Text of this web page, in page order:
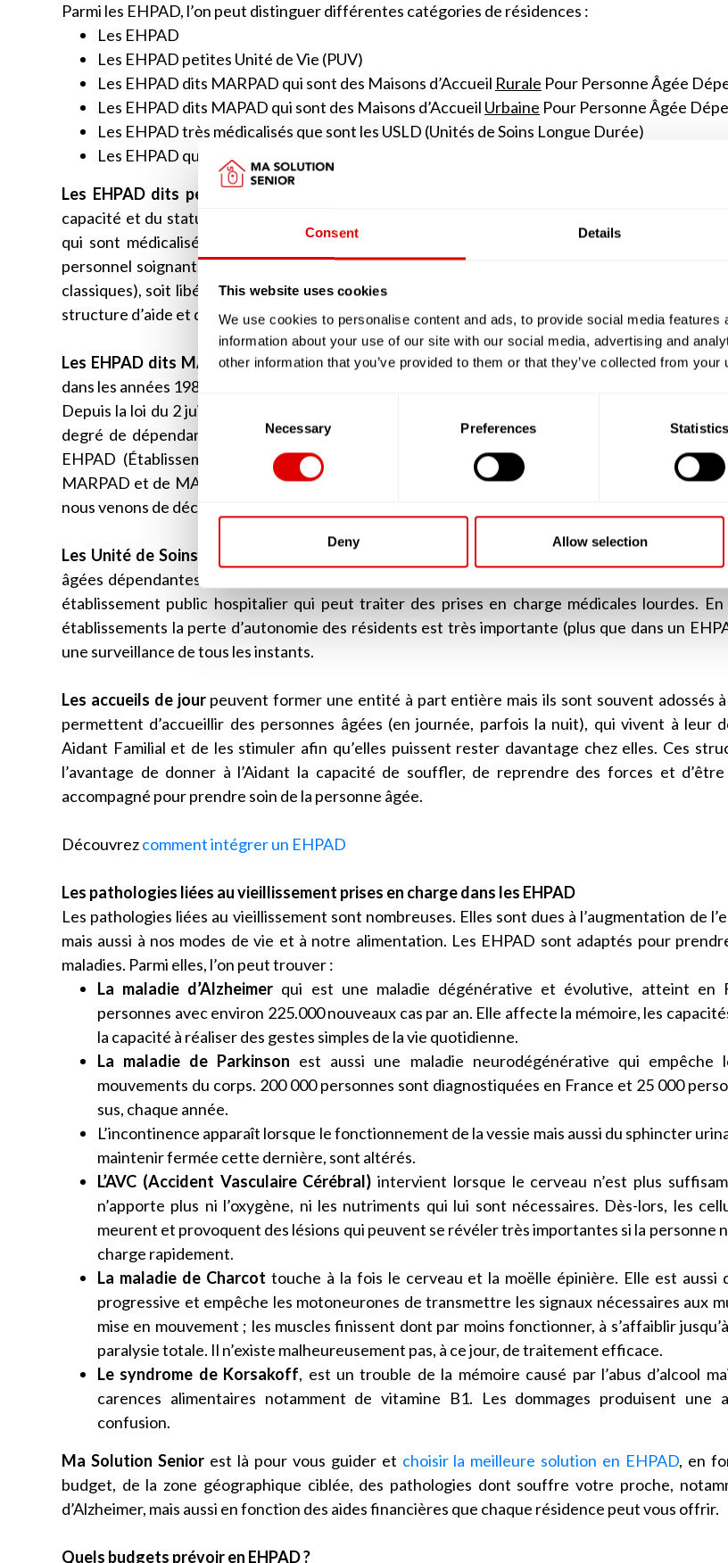
Consent Details
This website uses cookies
We use cookies to personalise content and ads, to provide social media
information about your use of our site with our social media, advertising and
other information that you’ve provided to them or that they’ve collected from
Consent
Necessary Preferences Statistics
Deny Allow selection
Parmi les EHPAD, l’on peut distinguer différentes catégories de résidences :
Les EHPAD
Les EHPAD petites Unité de Vie (PUV)
Les EHPAD dits MARPAD qui sont des Maisons d’Accueil Rurale Pour Personne Âgée
Les EHPAD dits MAPAD qui sont des Maisons d’Accueil Urbaine Pour Personne Âgée
Les EHPAD très médicalisés que sont les USLD (Unités de Soins Longue Durée)
Les EHPAD qui disposent d’unité d’accueil de jour ou de nuit.
Les EHPAD dits petites unité de vie (PUV)
capacité et du statut des intervenants soignants. Elles ne comptent généralement au
qui sont médicalisées. Les chambres peuvent s’apparenter à des studios avec des petites
personnel soignant, à la différence des EHPAD classiques, peut être soit salarié (tout comme
classiques), soit libéral auquel cas le résident fait appel à ses services, comme s’il vivait à son
structure d’aide et de soins à domicile (SAAD ou SSIAD ou SPASAD).
Les EHPAD dits MARPAD ou MAPADétaient en réalité les EHPAD implantés en milieu rural
dans les années 1980 et 1990. Ces résidences ne pouvaient accueillir plus de 80 résidents.
Depuis la loi du 2 juillet 2002, les résidences qui ont une capacité d’accueil supérieure à 25
degré de dépendance de ses résidents est évalué par la grille AGGIR à plus de « 300 »,
EHPAD (Établissement d’Hébergement pour Personnes Âgées Dépendantes). Ainsi,
MARPAD et de MAPAD aujourd’hui, en réalité ce sont des EHPAD ou alors les petites unités
nous venons de décrire.
Les Unité de Soins de Suite et de Longue Durée (USLD)
âgées dépendantes de plus de 60 ans. A la différence des EHPAD, les USLD sont plus souvent
établissement public hospitalier qui peut traiter des prises en charge médicales lourdes.
établissements la perte d’autonomie des résidents est très importante (plus que dans un
une surveillance de tous les instants.
Les accueils de jourpeuvent former une entité à part entière mais ils sont souvent adossés à
permettent d’accueillir des personnes âgées (en journée, parfois la nuit), qui vivent à leur
Aidant Familial et de les stimuler afin qu’elles puissent rester davantage chez elles. Ces
l’avantage de donner à l’Aidant la capacité de souffler, de reprendre des forces et
accompagné pour prendre soin de la personne âgée.
Découvrezcomment intégrer un EHPAD
Les pathologies liées au vieillissement prises en charge dans les EHPAD
Les pathologies liées au vieillissement sont nombreuses. Elles sont dues à l’augmentation de
mais aussi à nos modes de vie et à notre alimentation. Les EHPAD sont adaptés pour
maladies. Parmi elles, l’on peut trouver :
La maladie d’Alzheimer qui est une maladie dégénérative et évolutive, atteint en
personnes avec environ 225.000 nouveaux cas par an. Elle affecte la mémoire, les
la capacité à réaliser des gestes simples de la vie quotidienne.
La maladie de Parkinson est aussi une maladie neurodégénérative qui empêche
mouvements du corps. 200 000 personnes sont diagnostiquées en France et 25 000
sus, chaque année.
L’incontinence apparaît lorsque le fonctionnement de la vessie mais aussi du sphincter
maintenir fermée cette dernière, sont altérés.
L’AVC (Accident Vasculaire Cérébral) intervient lorsque le cerveau n’est plus
n’apporte plus ni l’oxygène, ni les nutriments qui lui sont nécessaires. Dès-lors, les
meurent et provoquent des lésions qui peuvent se révéler très importantes si la personne
charge rapidement.
La maladie de Charcot touche à la fois le cerveau et la moëlle épinière. Elle est aussi
progressive et empêche les motoneurones de transmettre les signaux nécessaires aux
mise en mouvement ; les muscles finissent dont par moins fonctionner, à s’affaiblir
paralysie totale. Il n’existe malheureusement pas, à ce jour, de traitement efficace.
Le syndrome de Korsakoff, est un trouble de la mémoire causé par l’abus d’alcool
carences alimentaires notamment de vitamine B1. Les dommages produisent une
confusion.
Ma Solution Seniorest là pour vous guider et choisir la meilleure solution en EHPAD, en
budget, de la zone géographique ciblée, des pathologies dont souffre votre proche,
d’Alzheimer, mais aussi en fonction des aides financières que chaque résidence peut vous offrir.
Quels budgets prévoir en EHPAD ?